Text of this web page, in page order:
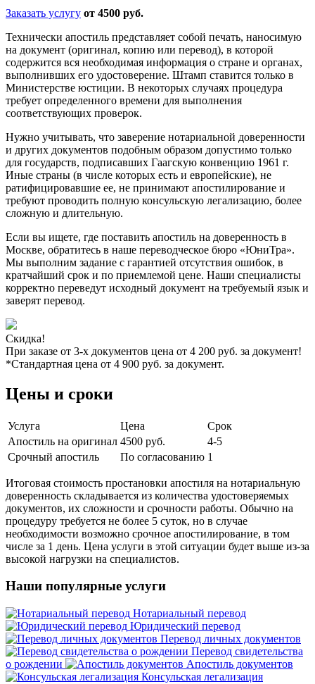
Заказать услугу от 4500 руб.
Технически апостиль представляет собой печать, наносимую
на документ (оригинал, копию или перевод), в которой
содержится вся необходимая информация о стране и органах,
выполнивших его удостоверение. Штамп ставится только в
Министерстве юстиции. В некоторых случаях процедура
требует определенного времени для выполнения
соответствующих проверок.
Нужно учитывать, что заверение нотариальной доверенности
и других документов подобным образом допустимо только
для государств, подписавших Гаагскую конвенцию 1961 г.
Иные страны (в числе которых есть и европейские), не
ратифицировавшие ее, не принимают апостилирование и
требуют проводить полную консульскую легализацию, более
сложную и длительную.
Если вы ищете, где поставить апостиль на доверенность в
Москве, обратитесь в наше переводческое бюро «ЮниТра».
Мы выполним задание с гарантией отсутствия ошибок, в
кратчайший срок и по приемлемой цене. Наши специалисты
корректно переведут исходный документ на требуемый язык и
заверят перевод.
Скидка!
При заказе от 3-х документов цена от 4 200 руб. за документ!
*Стандартная цена от 4 900 руб. за документ.
Цены и сроки
Услуга Цена
Срок
Апостиль на оригинал 4500 руб.
4-5
Срочный апостиль
По согласованию 1
Итоговая стоимость простановки апостиля на нотариальную
доверенность складывается из количества удостоверяемых
документов, их сложности и срочности работы. Обычно на
процедуру требуется не более 5 суток, но в случае
необходимости возможно срочное апостилирование, в том
числе за 1 день. Цена услуги в этой ситуации будет выше из-за
высокой нагрузки на специалистов.
Наши популярные услуги
Нотариальный перевод
Юридический перевод
Перевод личных документов
Перевод свидетельства
о рождении
Апостиль документов
Консульская легализация